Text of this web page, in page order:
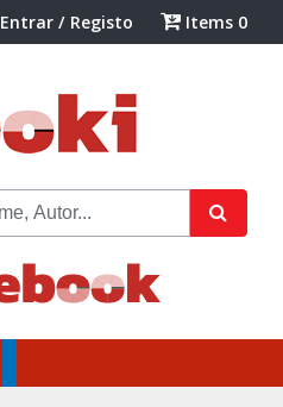
Entrar / Registo Items 0